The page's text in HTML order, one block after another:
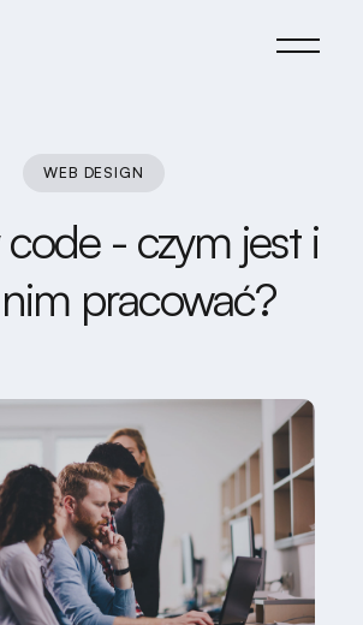
WEB DESIGN
- czym jest i
pracować?